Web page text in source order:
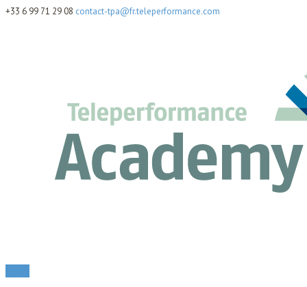
+33 6 99 71 29 08 contact-tpa@fr.teleperformance.com